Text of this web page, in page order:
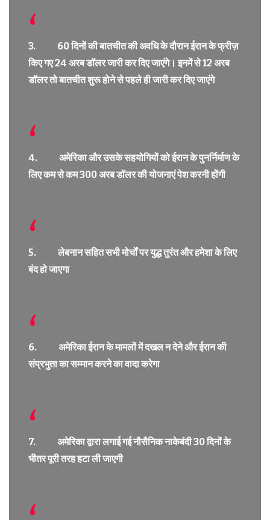
3. 60 दिनों की बातचीत की अवधि के दौरान ईरान के फ्रीज़
किए गए 24 अरब डॉलर जारी कर दिए जाएंगे। इनमें से 12 अरब
डॉलर तो बातचीत शुरू होने से पहले ही जारी कर दिए जाएंगे
4. अमेरिका और उसके सहयोगियों को ईरान के पुनर्निर्माण के
लिए कम से कम 300 अरब डॉलर की योजनाएं पेश करनी होंगी
5. लेबनान सहित सभी मोर्चों पर युद्ध तुरंत और हमेशा के लिए
बंद हो जाएगा
6. अमेरिका ईरान के मामलों में दखल न देने और ईरान की
संप्रभुता का सम्मान करने का वादा करेगा
7. अमेरिका द्वारा लगाई गई नौसैनिक नाकेबंदी 30 दिनों के
भीतर पूरी तरह हटा ली जाएगी